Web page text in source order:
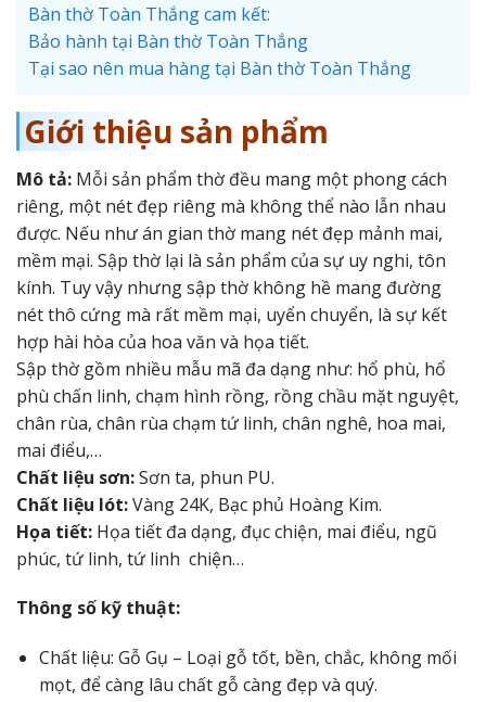
Bàn thờ Toàn Thắng cam kết:
Bảo hành tại Bàn thờ Toàn Thắng
Tại sao nên mua hàng tại Bàn thờ Toàn Thắng
Giới thiệu sản phẩm
Mô tả: Mỗi sản phẩm thờ đều mang một phong cách
riêng, một nét đẹp riêng mà không thể nào lẫn nhau
được. Nếu như án gian thờ mang nét đẹp mảnh mai,
mềm mại. Sập thờ lại là sản phẩm của sự uy nghi, tôn
kính. Tuy vậy nhưng sập thờ không hề mang đường
nét thô cứng mà rất mềm mại, uyển chuyển, là sự kết
hợp hài hòa của hoa văn và họa tiết.
Sập thờ gồm nhiều mẫu mã đa dạng như: hổ phù, hổ
phù chấn linh, chạm hình rồng, rồng chầu mặt nguyệt,
chân rùa, chân rùa chạm tứ linh, chân nghê, hoa mai,
mai điểu,…
Chất liệu sơn:Sơn ta, phun PU.
Chất liệu lót:Vàng 24K, Bạc phủ Hoàng Kim.
Họa tiết: Họa tiết đa dạng, đục chiện, mai điểu, ngũ
phúc, tứ linh, tứ linh chiện…
Thông số kỹ thuật:
Chất liệu: Gỗ Gụ – Loại gỗ tốt, bền, chắc, không mối
mọt, để càng lâu chất gỗ càng đẹp và quý.